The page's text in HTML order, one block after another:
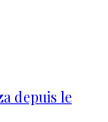
depuis le